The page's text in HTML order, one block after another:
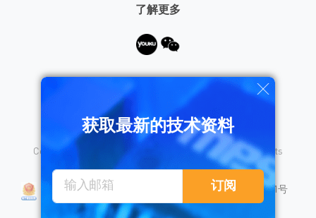
了解更多
需要帮助？
Copyright © 2026 Monolithic Power Systems, Inc. All rights
沪公网安备 31010402008155号
沪ICP备18023031号
隐私保护
销售条款 法律声明
获取最新的技术资料
订阅